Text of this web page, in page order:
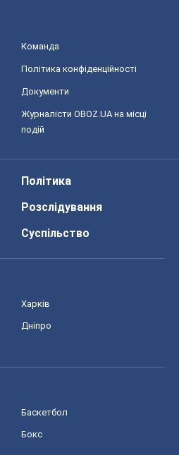
Команда
Політика конфіденційності
Документи
Журналісти OBOZ.UA на місці
подій
Політика
Розслідування
Суспільство
Харків
Дніпро
Баскетбол
Бокс